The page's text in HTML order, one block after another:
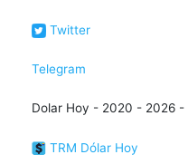
Twitter
Telegram
Dolar Hoy - 2020 - 2026 -
TRM Dólar Hoy